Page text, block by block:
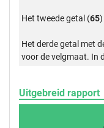
Het tweede getal (65
Het derde getal met
voor de velgmaat. In
Uitgebreid rapport